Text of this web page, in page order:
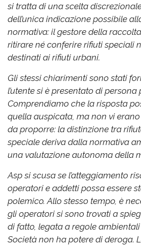
si tratta di una scelta
dell’unica indicazione possibile
normativa: il gestore della
ritirare né conferire rifiuti speciali
destinati ai rifiuti urbani.
Gli stessi chiarimenti sono stati
l’utente si è presentato di persona
Comprendiamo che la risposta
quella auspicata, ma non vi
da proporre: la distinzione tra
speciale deriva dalla normativa
una valutazione autonoma della
Asp si scusa se l’atteggiamento
operatori e addetti possa essere
polemico. Allo stesso tempo, è
gli operatori si sono trovati a
di fatto, legata a regole
Società non ha potere di deroga.